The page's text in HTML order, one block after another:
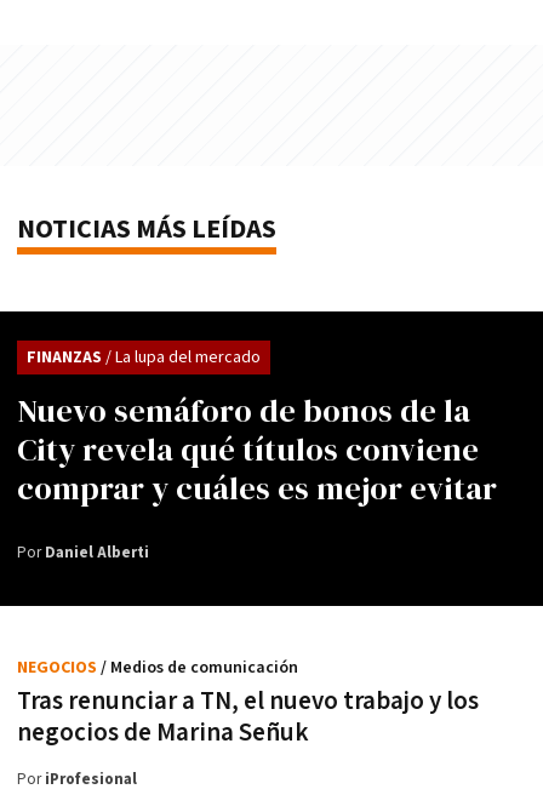
NOTICIAS MÁS LEÍDAS
Nuevo semáforo de bonos de la
City revela qué títulos conviene
comprar y cuáles es mejor evitar
FINANZAS / La lupa del mercado
PorDaniel Alberti
Tras renunciar a TN, el nuevo trabajo y los
negocios de Marina Señuk
NEGOCIOS / Medios de comunicación
PoriProfesional